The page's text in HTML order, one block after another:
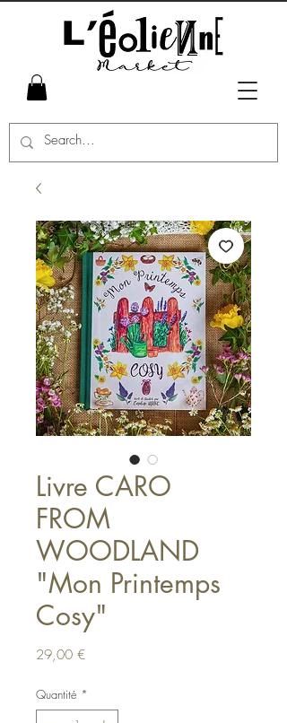
Livre CARO
FROM
WOODLAND
"Mon Printemps
Cosy"
29,00 €Prix
Quantité *